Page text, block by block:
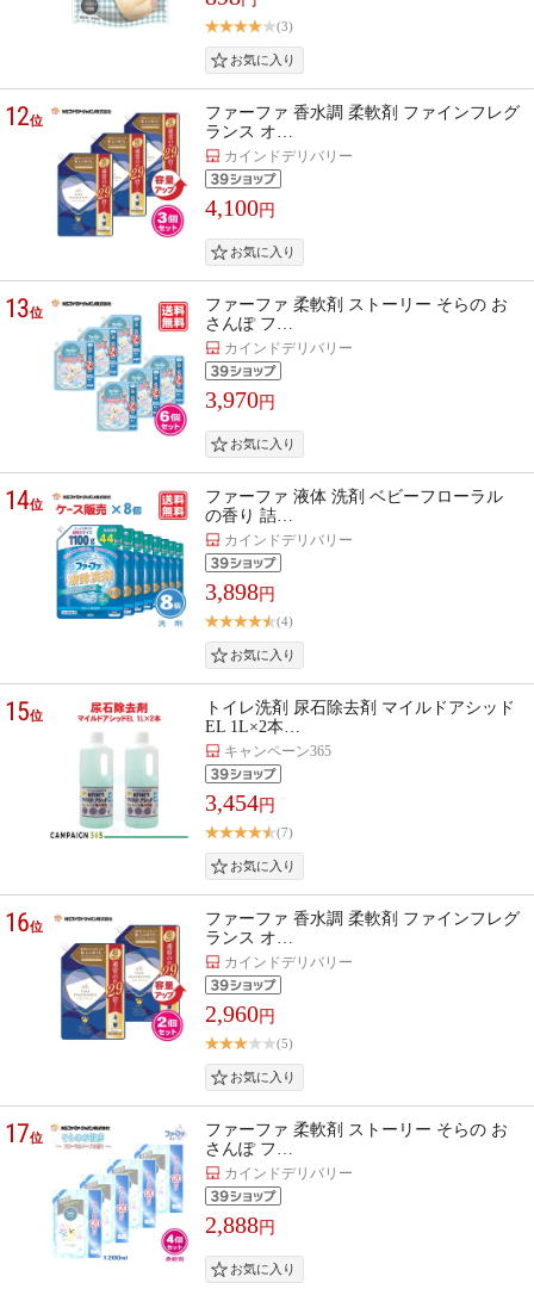
(3)
12位
ファーファ 香水調 柔軟剤 ファインフレグ
ランス オ…
カインドデリバリー
4,100円
13位
ファーファ 柔軟剤 ストーリー そらの お
さんぽ フ…
カインドデリバリー
3,970円
14位
ファーファ 液体 洗剤 ベビーフローラル
の香り 詰…
カインドデリバリー
3,898円
(4)
15位
トイレ洗剤 尿石除去剤 マイルドアシッド
EL 1L×2本…
キャンペーン365
3,454円
(7)
16位
ファーファ 香水調 柔軟剤 ファインフレグ
ランス オ…
カインドデリバリー
2,960円
(5)
17位
ファーファ 柔軟剤 ストーリー そらの お
さんぽ フ…
カインドデリバリー
2,888円